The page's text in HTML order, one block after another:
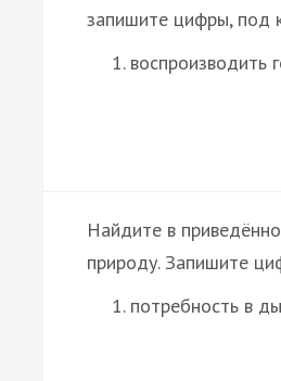
запишите цифры, под
воспроизводить
Найдите в
природу. Запишите
потребность в